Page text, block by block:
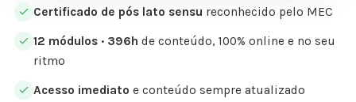
Certificado de pós lato sensu reconhecido pelo MEC
12 módulos · 396h de conteúdo, 100% online e no seu
ritmo
Acesso imediato e conteúdo sempre atualizado